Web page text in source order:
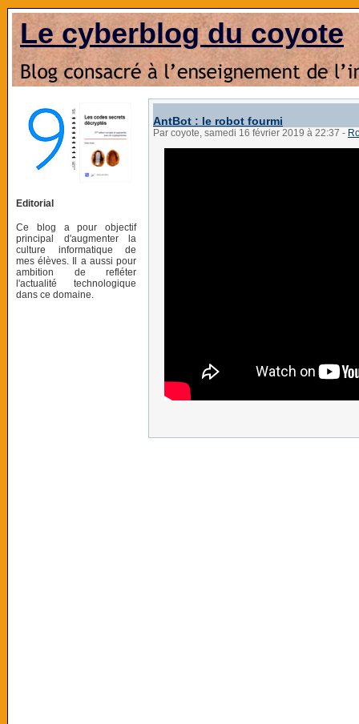
Le cyberblog du coyote
Editorial
Ce blog a pour objectif
principal d'augmenter la
culture informatique de
mes élèves. Il a aussi pour
ambition de refléter
l'actualité technologique
dans ce domaine.
AntBot : le robot fourmi
Par coyote, samedi 16 février 2019 à 22:37 -